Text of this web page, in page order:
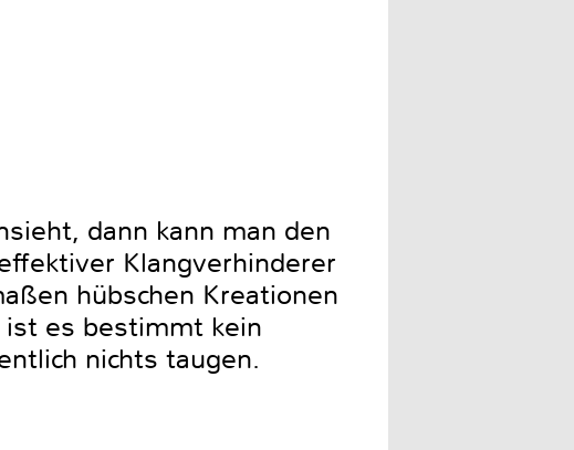
dann kann man den
Klangverhinderer
hübschen Kreationen
ist es bestimmt kein
nichts taugen.